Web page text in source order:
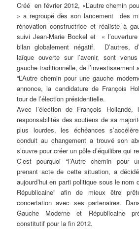
Créé en février 2012, «L’autre chemin
» a regroupé dès son lancement des
rénovation constructrice et réaliste à
suivi Jean-Marie Bockel et «
bilan globalement négatif. D’autres,
laïque ouverte sur l’avenir, sont
gauche traditionnelle, de l’investissement
“L’Autre chemin pour une gauche
annonce, la candidature de François
tour de l’élection présidentielle.
Avec l’élection de François Hollande,
responsabilités des soutiens de sa
plus lourdes, les échéances
conduit au changement a trouvé son
s’ouvre pour créer un pôle d’équilibre qui
C’est pourquoi “l’Autre chemin pour
prenant acte de cette situation, a
aujourd’hui en parti politique sous le nom
Républicaine” afin de mieux être
concertation avec ses partenaires.
Gauche Moderne et Républicaine
constitutif pour la fin 2012.